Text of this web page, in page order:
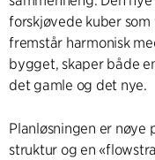
forskjøvede kuber
fremstår harmonisk
bygget, skaper både
det gamle og det nye.
Planløsningen er nøye
struktur og en